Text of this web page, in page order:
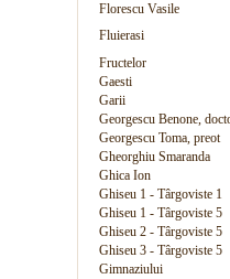
Florescu Vasile
Fluierasi
Fructelor
Gaesti
Garii
Georgescu Benone,
Georgescu Toma, preot
Gheorghiu Smaranda
Ghica Ion
Ghiseu 1 - Târgoviste 1
Ghiseu 1 - Târgoviste 5
Ghiseu 2 - Târgoviste 5
Ghiseu 3 - Târgoviste 5
Gimnaziului